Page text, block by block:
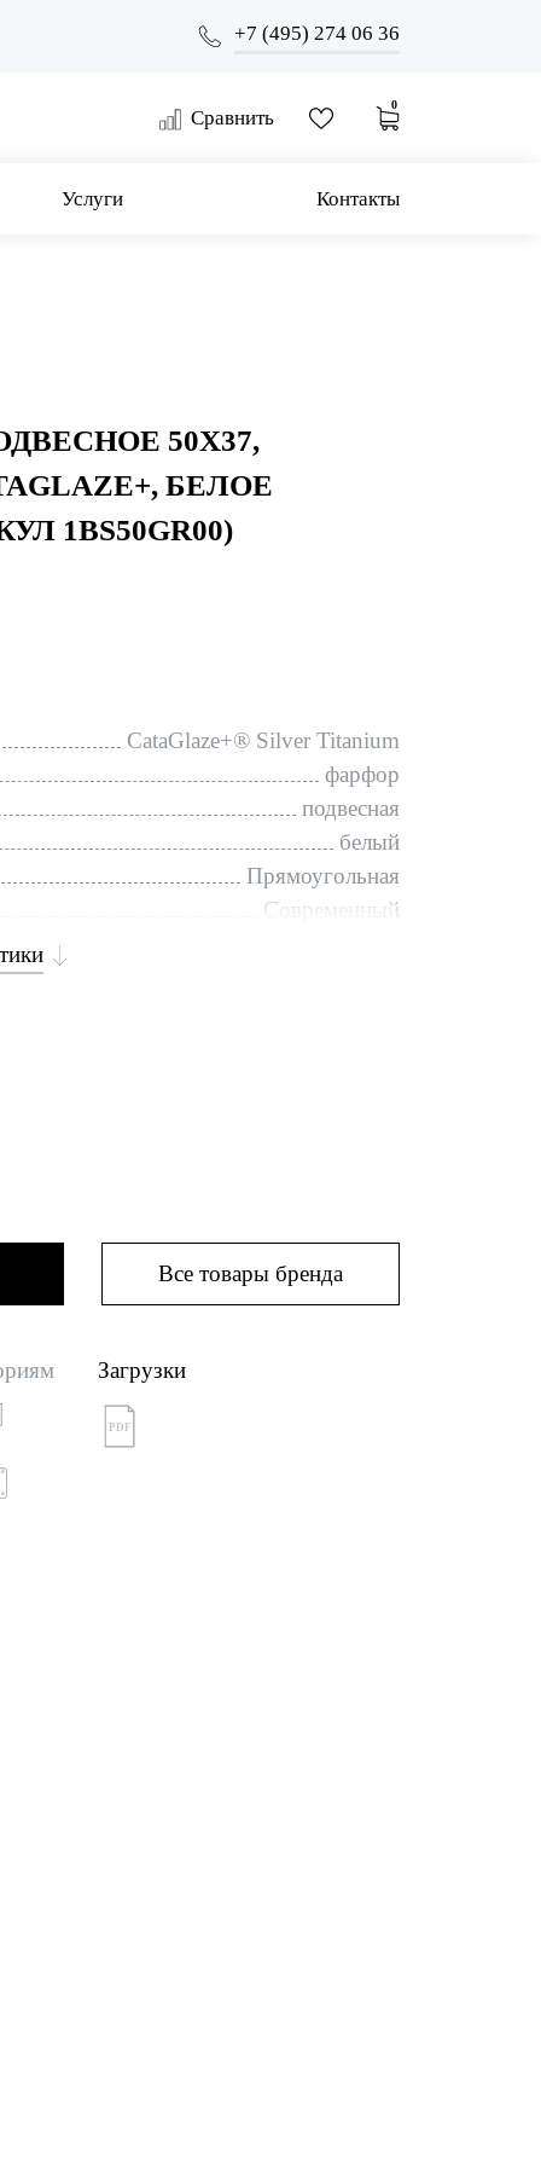
+7 (495) 274 06 36
Сравнить
0
Услуги Контакты
50Х37,
БЕЛОЕ
1BS50GR00)
CataGlaze+® Silver Titanium
фарфор
подвесная
белый
Прямоугольная
Современный
Все товары бренда
Загрузки
PDF